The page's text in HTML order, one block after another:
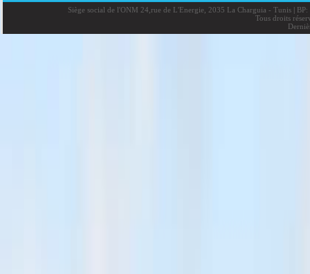
Siège social de l'ONM 24,rue de L'Energie, 2035 La Charguia - Tunis |BP:
Tous droits